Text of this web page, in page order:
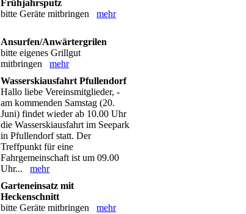
Frühjahrsputz
bitte Geräte mitbringenmehr
Ansurfen/Anwärtergrilen
bitte eigenes Grillgut
mitbringenmehr
Wasserskiausfahrt Pfullendorf
Hallo liebe Vereinsmitglieder, -
am kommenden Samstag (20.
Juni) findet wieder ab 10.00 Uhr
die Wasserskiausfahrt im Seepark
in Pfullendorf statt. Der
Treffpunkt für eine
Fahrgemeinschaft ist um 09.00
Uhr...mehr
Garteneinsatz mit
Heckenschnitt
bitte Geräte mitbringenmehr